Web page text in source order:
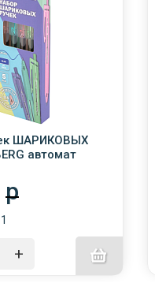
ШАРИКОВЫХ
автомат
письма 0,35мм
p
+